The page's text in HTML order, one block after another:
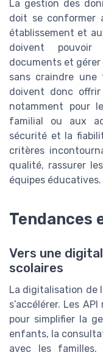
La gestion des
doit se conformer
établissement et
doivent pouvoir
documents et
sans craindre une
doivent donc
notamment pour
familial ou aux
sécurité et la
critères
qualité, rassurer
équipes éducatives.
Tendances
Vers une
scolaires
La digitalisation de
s’accélérer. Les
pour simplifier la
enfants, la
avec les